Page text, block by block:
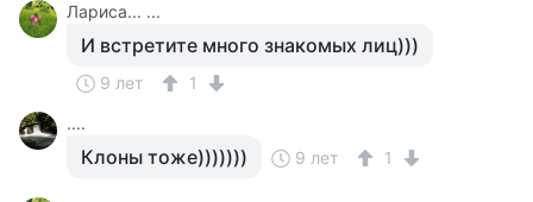
Лариса... ...
И встретите много знакомых лиц)))
9 лет
1
....
Клоны тоже))))))) 9 лет 1